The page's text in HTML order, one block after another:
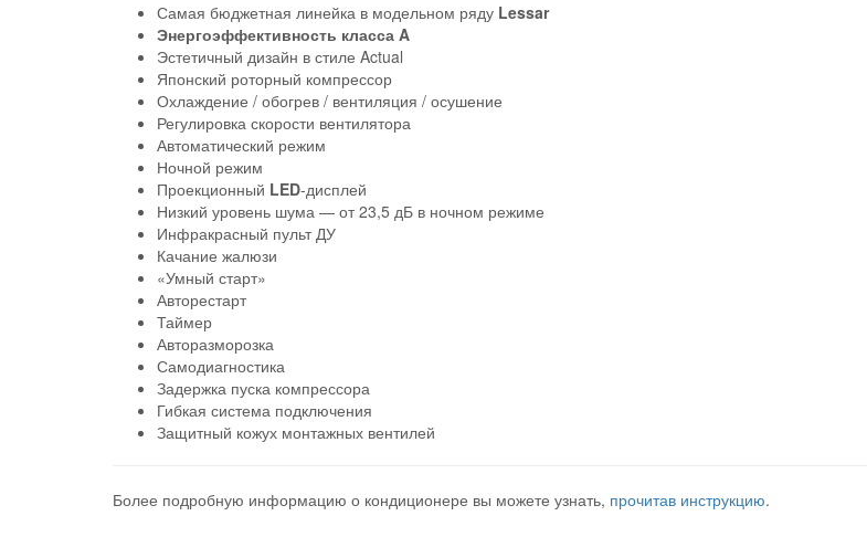
Самая бюджетная линейка в модельном ряду Lessar
Энергоэффективность класса A
Эстетичный дизайн в стиле Actual
Японский роторный компрессор
Охлаждение / обогрев / вентиляция / осушение
Регулировка скорости вентилятора
Автоматический режим
Ночной режим
Проекционный LED-дисплей
Низкий уровень шума — от 23,5 дБ в ночном режиме
Инфракрасный пульт ДУ
Качание жалюзи
«Умный старт»
Авторестарт
Таймер
Авторазморозка
Самодиагностика
Задержка пуска компрессора
Гибкая система подключения
Защитный кожух монтажных вентилей
Более подробную информацию о кондиционере вы можете узнать, прочитав инструкцию.